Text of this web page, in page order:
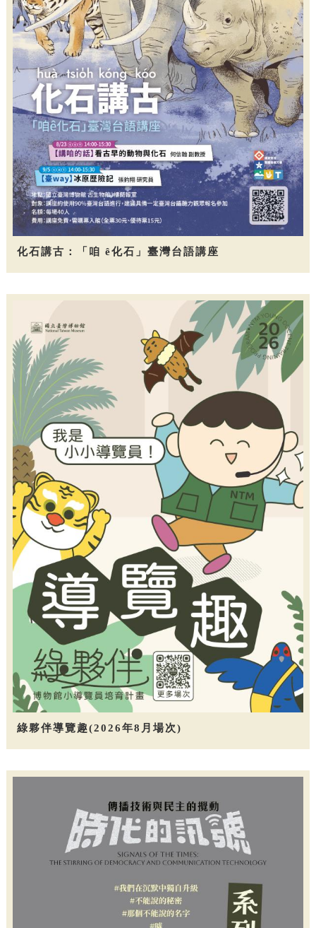
化石講古：「咱 ê化石」臺灣台語講座
綠夥伴導覽趣(2026年8月場次)